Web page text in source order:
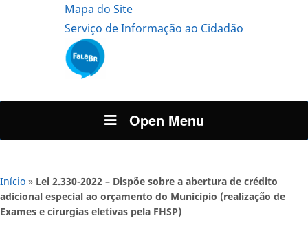
Mapa do Site
Serviço de Informação ao Cidadão
Open Menu
Início » Lei 2.330-2022 – Dispõe sobre a abertura de crédito
adicional especial ao orçamento do Município (realização de
Exames e cirurgias eletivas pela FHSP)